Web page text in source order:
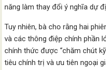
năng làm thay đổi ý nghĩa dự
Tuy nhiên, bà cho rằng hai
và các thông điệp chính phần
chính thức được “chăm chút
tiêu chính trị và ưu tiên ngoại